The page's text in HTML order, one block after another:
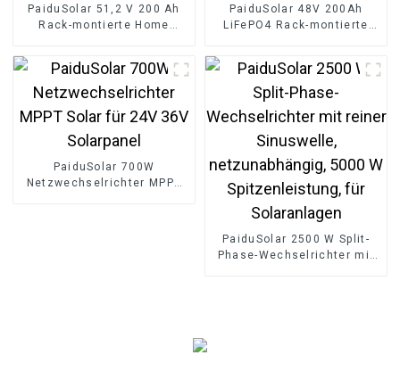
PaiduSolar 51,2 V 200 Ah
Rack-montierte Home
Energiespeicher
PaiduSolar 48V 200Ah
LiFePO4 Rack-montierte
Speicherbatterie
PaiduSolar 700W
Netzwechselrichter MPPT
PaiduSolar 2500 W Split-
Phase-Wechselrichter mit